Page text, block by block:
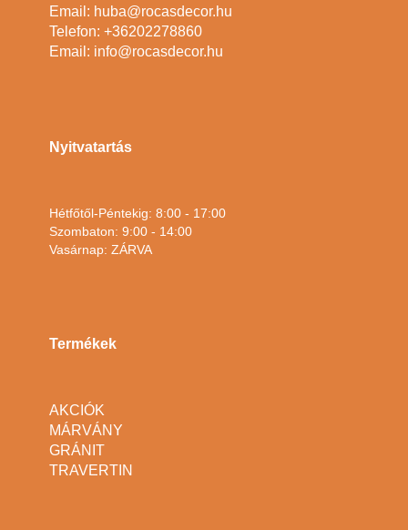
Email: huba@rocasdecor.hu
Telefon: +36202278860
Email: info@rocasdecor.hu
Nyitvatartás
Hétfőtől-Péntekig: 8:00 - 17:00
Szombaton: 9:00 - 14:00
Vasárnap: ZÁRVA
Termékek
AKCIÓK
MÁRVÁNY
GRÁNIT
TRAVERTIN